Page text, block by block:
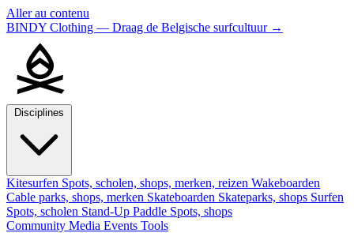
Aller au contenu
BINDY Clothing — Draag de Belgische surfcultuur →
Kitesurfen Spots, scholen, shops, merken, reizen Wakeboarden
Cable parks, shops, merken Skateboarden Skateparks, shops Surfen
Spots, scholen Stand-Up Paddle Spots, shops
Community Media Events Tools